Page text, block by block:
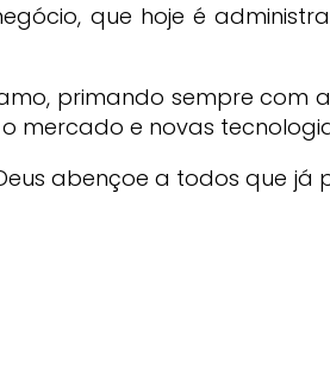
que hoje é
primando sempre
mercado e novas
abençoe a todos que